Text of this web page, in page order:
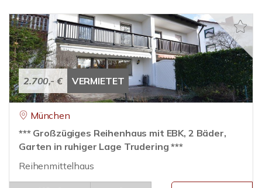
2.700,- € VERMIETET
München
*** Großzügiges Reihenhaus mit EBK, 2 Bäder,
Garten in ruhiger Lage Trudering ***
Reihenmittelhaus